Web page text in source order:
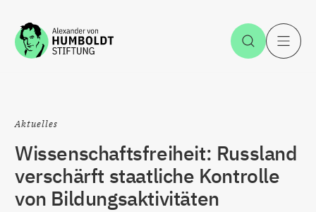
Zum Inhalt springen Suche
Aktuelles
Wissenschaftsfreiheit: Russland
verschärft staatliche Kontrolle
von Bildungsaktivitäten